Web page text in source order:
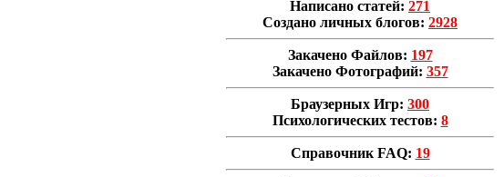
Написано статей: 271
Создано личных блогов: 2928
Закачено Файлов: 197
Закачено Фотографий: 357
Браузерных Игр: 300
Психологических тестов: 8
Справочник FAQ: 19